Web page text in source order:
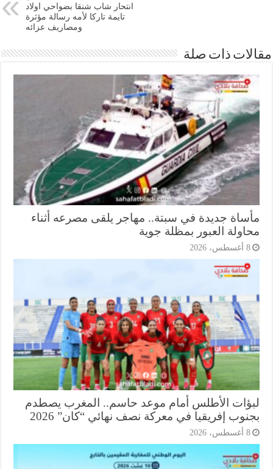
انتحار شاب شنقا بضواحي اولاد
تايمة تاركا لأمه رسالة مؤثرة
ومصاريف عزائه
ذات صلة
جديدة في سبتة.. مهاجر يلقى مصرعه أثناء
العبور بمظلة جوية
الأطلس أمام موعد حاسم.. المغرب يصطدم
إفريقيا في معركة نصف نهائي “كان” 2026